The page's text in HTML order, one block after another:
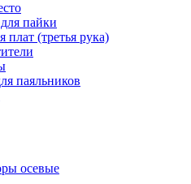
пайки
(третья рука)
паяльников
осевые